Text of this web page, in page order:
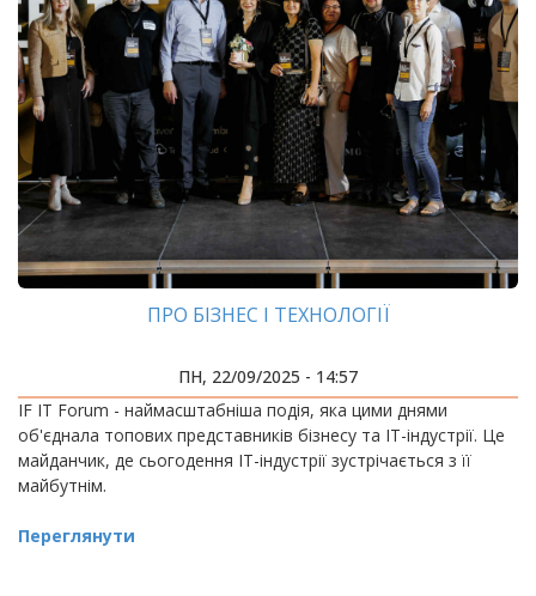
ПРО БІЗНЕС І ТЕХНОЛОГІЇ
ПН, 22/09/2025 - 14:57
IF IT Forum - наймасштабніша подія, яка цими днями
об'єднала топових представників бізнесу та ІТ-індустрії. Це
майданчик, де сьогодення ІТ-індустрії зустрічається з її
майбутнім.
Переглянути